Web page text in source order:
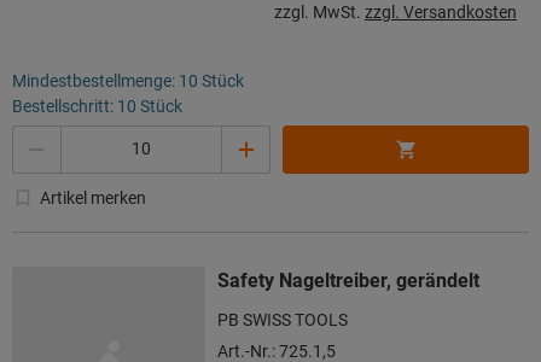
zzgl. MwSt. zzgl. Versandkosten
Mindestbestellmenge: 10 Stück
Bestellschritt: 10 Stück
Artikel merken
Safety Nageltreiber, gerändelt
PB SWISS TOOLS
Art.-Nr.: 725.1,5